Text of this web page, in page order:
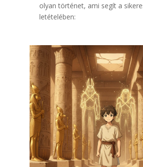
olyan történet, ami segít a
letételében: